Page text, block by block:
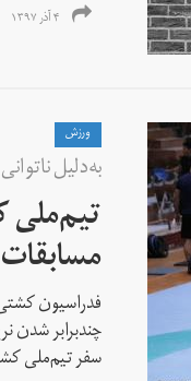
۴ آذر ۱۳۹۷
ورزش
به‌دلیل
تیم‌ملی
مسابقات
چندبرابر شدن
سفر تیم‌ملی